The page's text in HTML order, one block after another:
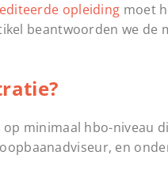
opleiding moet
beantwoorden we de
minimaal hbo-niveau
en